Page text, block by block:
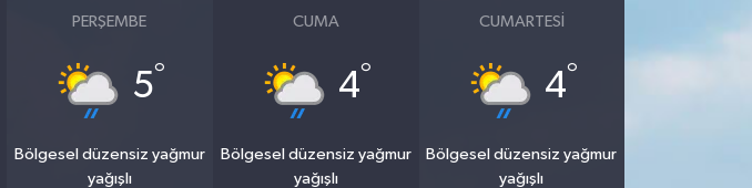
PERŞEMBE
5°
Bölgesel düzensiz yağmur
yağışlı
CUMA
4°
Bölgesel düzensiz yağmur
yağışlı
CUMARTESI
4°
Bölgesel düzensiz yağmur
yağışlı